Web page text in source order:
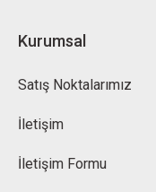
Kurumsal
Satış Noktalarımız
İletişim
İletişim Formu